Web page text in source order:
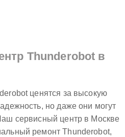
Thunderobot в
ценятся за высокую
но даже они могут
сервисный центр в Москве
ремонт Thunderobot,